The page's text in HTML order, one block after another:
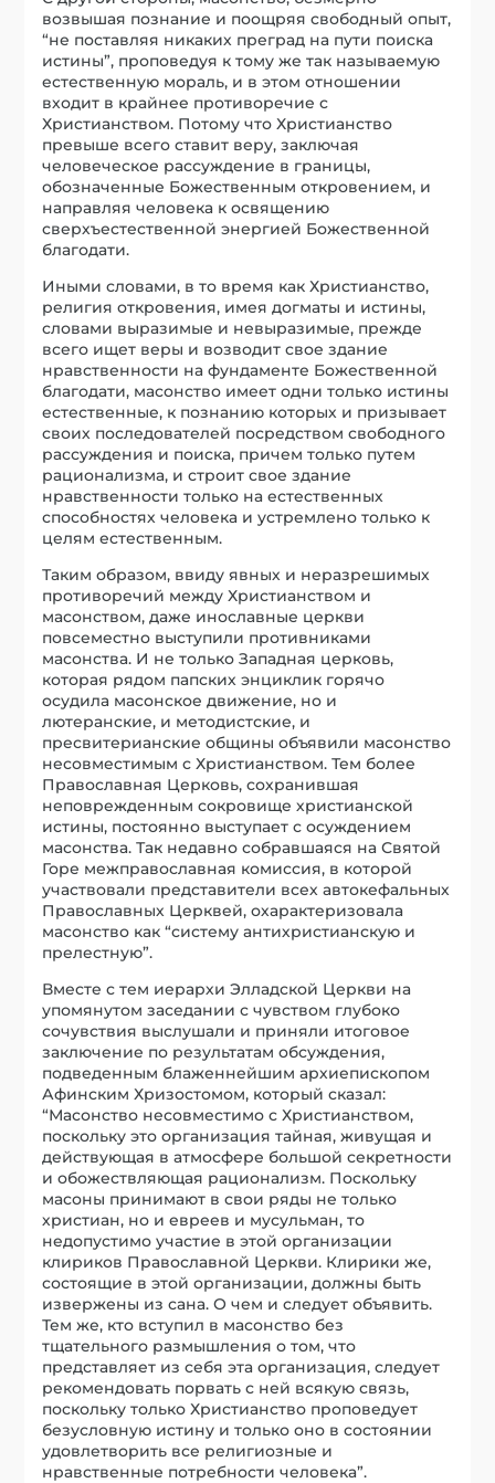
возвышая познание и поощряя свободный опыт,
“не поставляя никаких преград на пути поиска
истины”, проповедуя к тому же так называемую
естественную мораль, и в этом отношении
входит в крайнее противоречие с
Христианством. Потому что Христианство
превыше всего ставит веру, заключая
человеческое рассуждение в границы,
обозначенные Божественным откровением, и
направляя человека к освящению
сверхъестественной энергией Божественной
благодати.
Иными словами, в то время как Христианство,
религия откровения, имея догматы и истины,
словами выразимые и невыразимые, прежде
всего ищет веры и возводит свое здание
нравственности на фундаменте Божественной
благодати, масонство имеет одни только истины
естественные, к познанию которых и призывает
своих последователей посредством свободного
рассуждения и поиска, причем только путем
рационализма, и строит свое здание
нравственности только на естественных
способностях человека и устремлено только к
целям естественным.
Таким образом, ввиду явных и неразрешимых
противоречий между Христианством и
масонством, даже инославные церкви
повсеместно выступили противниками
масонства. И не только Западная церковь,
которая рядом папских энциклик горячо
осудила масонское движение, но и
лютеранские, и методистские, и
пресвитерианские общины объявили масонство
несовместимым с Христианством. Тем более
Православная Церковь, сохранившая
неповрежденным сокровище христианской
истины, постоянно выступает с осуждением
масонства. Так недавно собравшаяся на Святой
Горе межправославная комиссия, в которой
участвовали представители всех автокефальных
Православных Церквей, охарактеризовала
масонство как “систему антихристианскую и
прелестную”.
Вместе с тем иерархи Элладской Церкви на
упомянутом заседании с чувством глубоко
сочувствия выслушали и приняли итоговое
заключение по результатам обсуждения,
подведенным блаженнейшим архиепископом
Афинским Хризостомом, который сказал:
“Масонство несовместимо с Христианством,
поскольку это организация тайная, живущая и
действующая в атмосфере большой секретности
и обожествляющая рационализм. Поскольку
масоны принимают в свои ряды не только
христиан, но и евреев и мусульман, то
недопустимо участие в этой организации
клириков Православной Церкви. Клирики же,
состоящие в этой организации, должны быть
извержены из сана. О чем и следует объявить.
Тем же, кто вступил в масонство без
тщательного размышления о том, что
представляет из себя эта организация, следует
рекомендовать порвать с ней всякую связь,
поскольку только Христианство проповедует
безусловную истину и только оно в состоянии
удовлетворить все религиозные и
нравственные потребности человека”.